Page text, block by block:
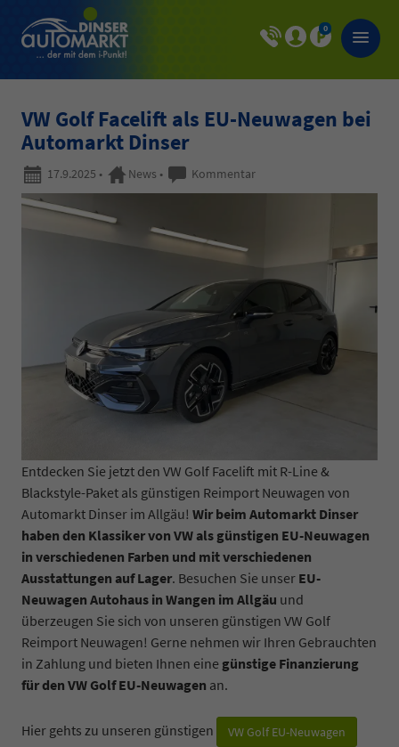
0
VW Golf Facelift als EU-Neuwagen bei
Automarkt Dinser
17.9.2025 • News • Kommentar
Entdecken Sie jetzt den VW Golf Facelift mit R-Line &
Blackstyle-Paket als günstigen Reimport Neuwagen von
Automarkt Dinser im Allgäu! Wir beim Automarkt Dinser
haben den Klassiker von VW als günstigen EU-Neuwagen
in verschiedenen Farben und mit verschiedenen
Ausstattungen auf Lager. Besuchen Sie unser EU-
Neuwagen Autohaus in Wangen im Allgäu und
überzeugen Sie sich von unseren günstigen VW Golf
Reimport Neuwagen! Gerne nehmen wir Ihren Gebrauchten
in Zahlung und bieten Ihnen eine günstige Finanzierung
für den VW Golf EU-Neuwagen an.
Hier gehts zu unseren günstigen VW Golf EU-Neuwagen